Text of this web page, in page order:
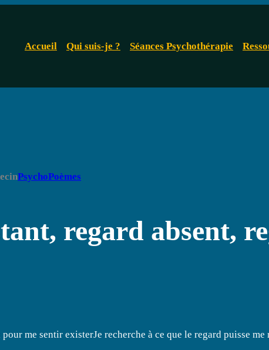
Accueil Qui suis-je ? Séances Psychothérapie
inPsychoPoèmes
regard absent,
pour me sentir existerJe recherche à ce que le regard puisse